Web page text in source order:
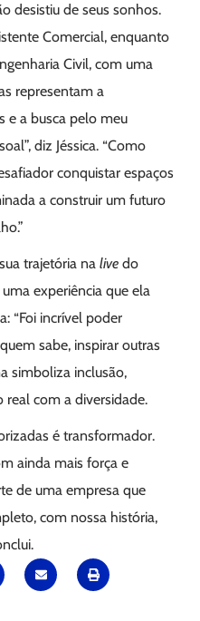
desistiu de seus sonhos.
Comercial, enquanto
Civil, com uma
representam a
e a busca pelo meu
diz Jéssica. “Como
conquistar espaços
a construir um futuro
trajetória nalive do
experiência que ela
“Foi incrível poder
sabe, inspirar outras
simboliza inclusão,
com a diversidade.
é transformador.
ainda mais força e
de uma empresa que
com nossa história,